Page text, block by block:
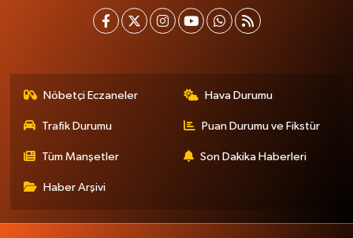
Nöbetçi Eczaneler Hava Durumu
Trafik Durumu Puan Durumu ve Fikstür
Tüm Manşetler Son Dakika Haberleri
Haber Arşivi